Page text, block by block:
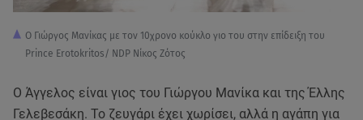
Ο Γιώργος Μανίκας με τον 10χρονο κούκλο γιο του στην επίδειξη του
Prince Erotokritos/ NDP Νίκος Ζότος
O Άγγελος είναι γιος του Γιώργου Μανίκα και της Έλλης
Γελεβεσάκη. Το ζευγάρι έχει χωρίσει, αλλά η αγάπη για